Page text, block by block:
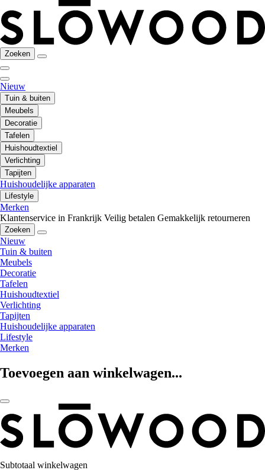
Zoeken
Nieuw
Tuin & buiten
Meubels
Decoratie
Tafelen
Huishoudtextiel
Verlichting
Tapijten
Huishoudelijke apparaten
Lifestyle
Merken
Klantenservice in Frankrijk Veilig betalen Gemakkelijk retourneren
Zoeken
Nieuw
Tuin & buiten
Meubels
Decoratie
Tafelen
Huishoudtextiel
Verlichting
Tapijten
Huishoudelijke apparaten
Lifestyle
Merken
Toevoegen aan winkelwagen...
Subtotaal winkelwagen